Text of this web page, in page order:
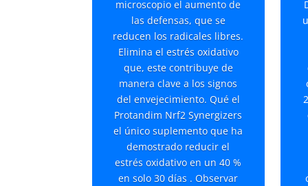
microscopio el aumento de
las defensas, que se
reducen los radicales libres.
Elimina el estrés oxidativo
que, este contribuye de
manera clave a los signos
del envejecimiento. Qué el
Protandim Nrf2 Synergizers
el único suplemento que ha
demostrado reducir el
estrés oxidativo en un 40 %
en solo 30 días . Observar